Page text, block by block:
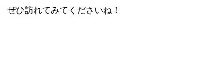
ぜひ訪れてみてくださいね！